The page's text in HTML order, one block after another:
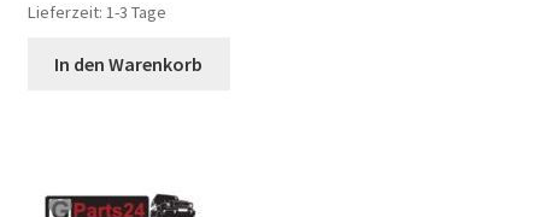
Lieferzeit: 1-3 Tage
In den Warenkorb